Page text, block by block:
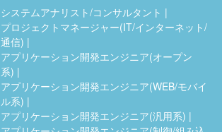
システムアナリスト/コンサルタント
プロジェクトマネージャー(IT/インターネット/
通信)
アプリケーション開発エンジニア(オープン
系)
アプリケーション開発エンジニア(WEB/モバイ
ル系)
アプリケーション開発エンジニア(汎用系)